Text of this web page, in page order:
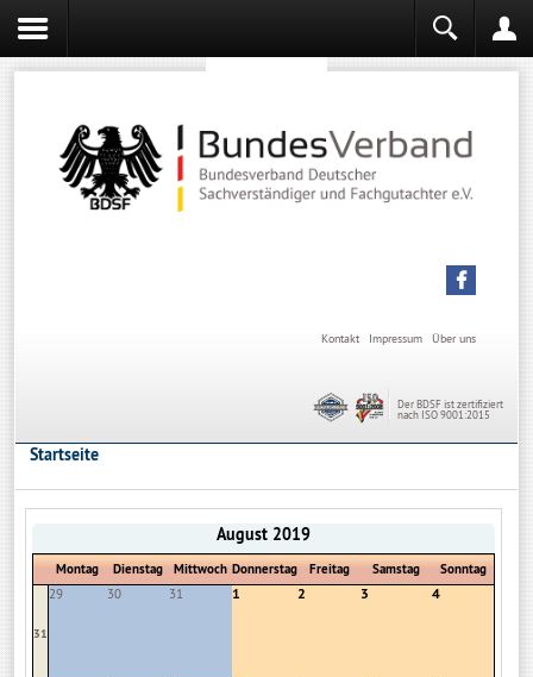
Über uns
Impressum
Kontakt
Der BDSF ist zertifiziert
nach ISO 9001:2015
Startseite
August 2019
Montag Dienstag Mittwoch Donnerstag Freitag Samstag Sonntag
31
29 30 31 1 2 3 4